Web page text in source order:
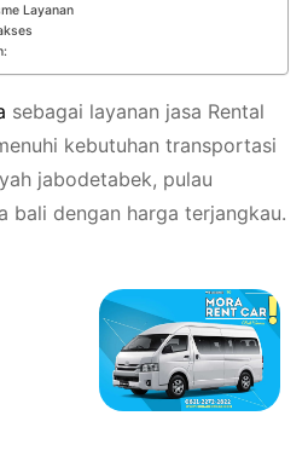
Layanan
sebagai layanan jasa Rental
kebutuhan transportasi
jabodetabek, pulau
bali dengan harga terjangkau.